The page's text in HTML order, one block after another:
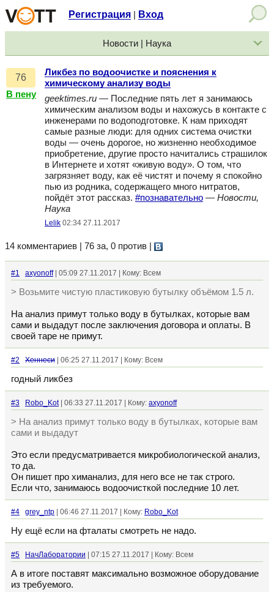
Регистрация Вход
Новости | Наука
76
В пену
Ликбез по водоочистке и пояснения к
химическому анализу воды
geektimes.ru — Последние пять лет я занимаюсь
химическим анализом воды и нахожусь в контакте с
инженерами по водоподготовке. К нам приходят
самые разные люди: для одних система очистки
воды — очень дорогое, но жизненно необходимое
приобретение, другие просто начитались страшилок
в Интернете и хотят «живую воду». О том, что
загрязняет воду, как её чистят и почему я спокойно
пью из родника, содержащего много нитратов,
пойдёт этот рассказ. #познавательно — Новости,
Наука
Lelik 02:34 27.11.2017
14 комментариев | 76 за, 0 против
#1 axyonoff| 05:09 27.11.2017 | Кому: Всем
> Возьмите чистую пластиковую бутылку объёмом 1.5 л.
На анализ примут только воду в бутылках, которые вам
сами и выдадут после заключения договора и оплаты. В
своей таре не примут.
#2 Хеннеси | 06:25 27.11.2017 | Кому: Всем
годный ликбез
#3 Robo_Kot| 06:33 27.11.2017 | Кому: axyonoff
> На анализ примут только воду в бутылках, которые вам
сами и выдадут
Это если предусматривается микробиологической анализ,
то да.
Он пишет про химанализ, для него все не так строго.
Если что, занимаюсь водоочисткой последние 10 лет.
#4 grey_ntp | 06:46 27.11.2017 | Кому: Robo_Kot
Ну ещё если на фталаты смотреть не надо.
#5 НачЛаборатории | 07:15 27.11.2017 | Кому: Всем
А в итоге поставят максимально возможное оборудование
из требуемого.